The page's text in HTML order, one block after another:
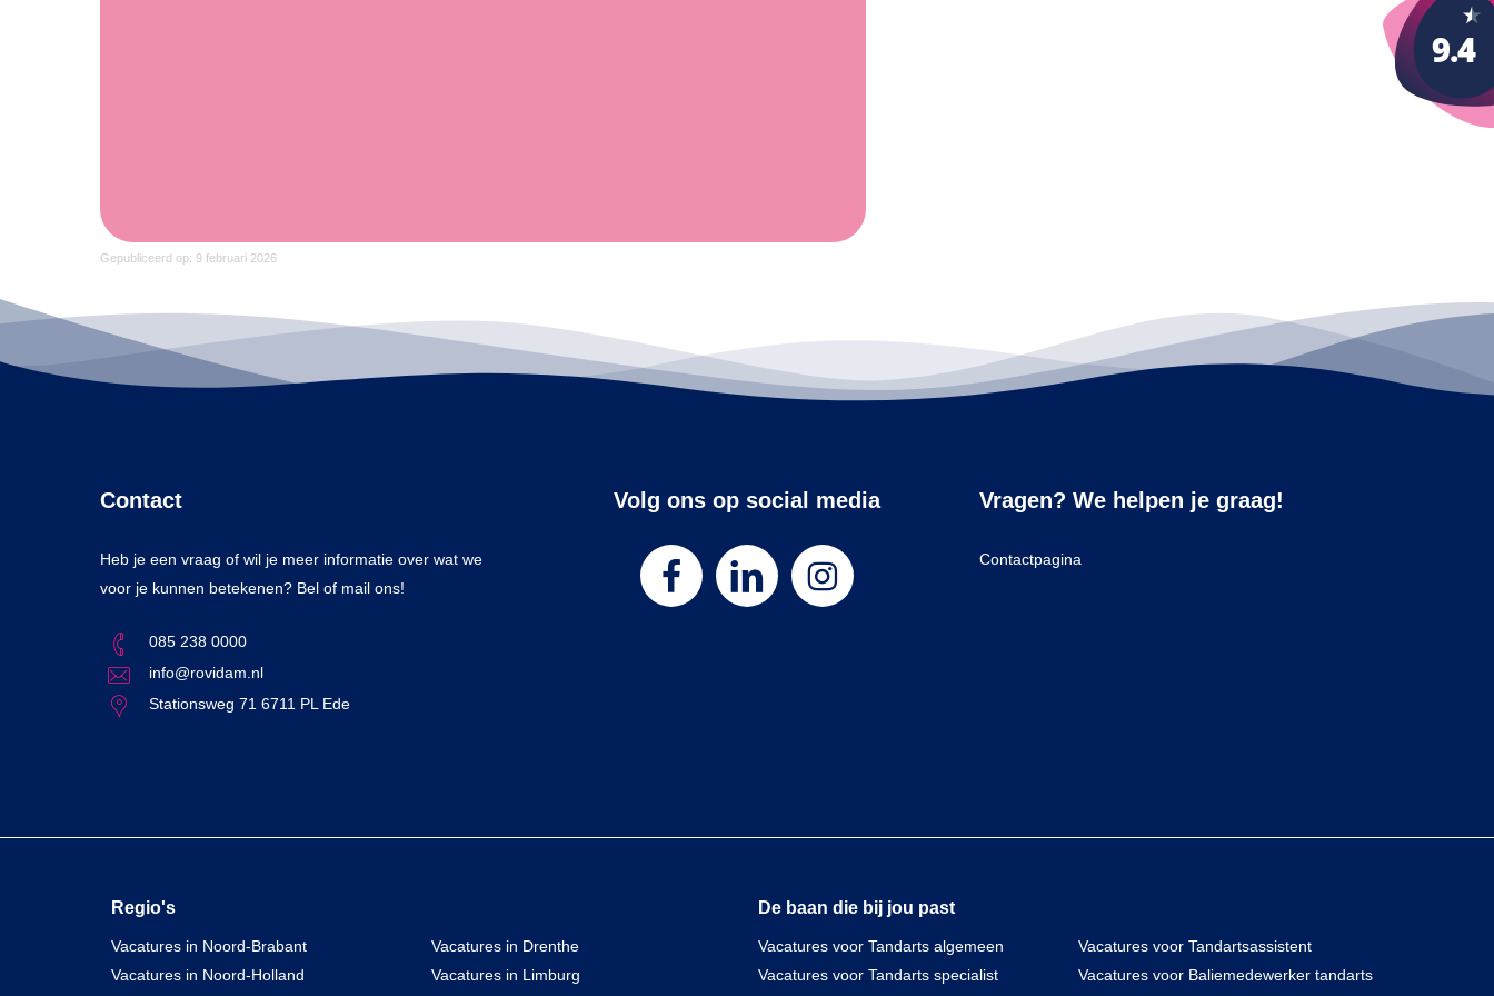
Gepubliceerd op: 9 februari 2026
Contact
Heb je een vraag of wil je meer informatie over wat we
voor je kunnen betekenen? Bel of mail ons!
085 238 0000
info@rovidam.nl
Stationsweg 71 6711 PL Ede
Volg ons op social media Vragen? We helpen je graag!
Contactpagina
Regio's
Vacatures in Noord-Brabant
Vacatures in Noord-Holland
Vacatures in Drenthe
Vacatures in Limburg
De baan die bij jou past
Vacatures voor Tandarts algemeen
Vacatures voor Tandarts specialist
Vacatures voor Tandartsassistent
Vacatures voor Baliemedewerker tandarts